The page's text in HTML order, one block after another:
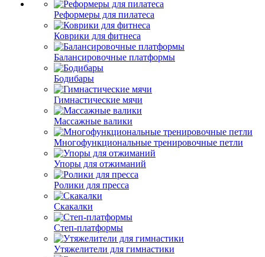
Реформеры для пилатеса
Коврики для фитнеса
Балансировочные платформы
Бодибары
Гимнастические мячи
Массажные валики
Многофункциональные тренировочные петли
Упоры для отжиманий
Ролики для пресса
Скакалки
Степ-платформы
Утяжелители для гимнастики